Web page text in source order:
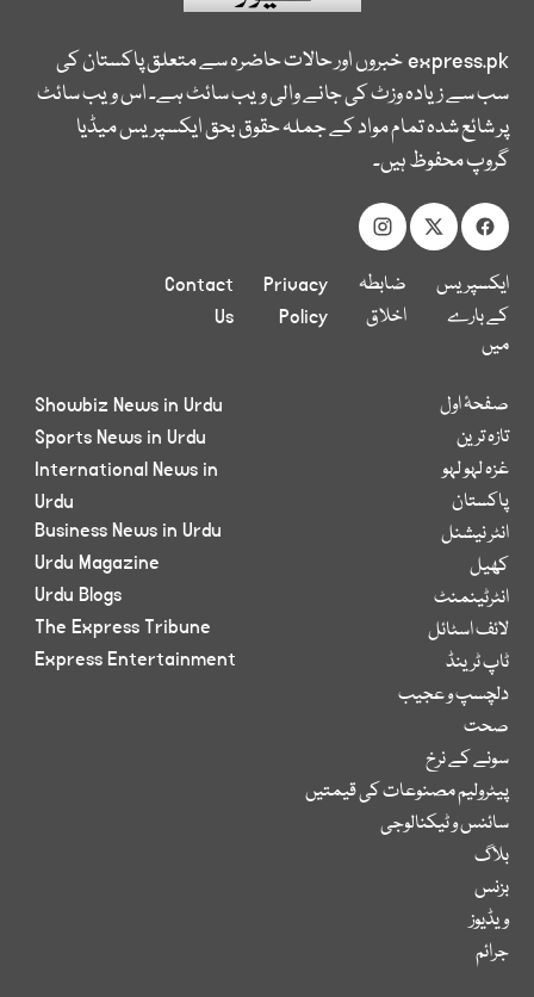
express.pkخبروں اور حالات حاضرہ سے متعلق پاکستان کی
سب سے زیادہ وزٹ کی جانے والی ویب سائٹ ہے۔ اس ویب سائٹ
پر شائع شدہ تمام مواد کے جملہ حقوق بحق ایکسپریس میڈیا
گروپ محفوظ ہیں۔
ایکسپریس
کے بارے
میں
ضابطہ
اخلاق
Privacy
Policy
Contact
Us
صفحۂ اول
تازہ ترین
غزہ لہو لہو
پاکستان
انٹر نیشنل
کھیل
انٹرٹینمنٹ
لائف اسٹائل
ٹاپ ٹرینڈ
دلچسپ و عجیب
صحت
سونے کے نرخ
پیٹرولیم مصنوعات کی قیمتیں
سائنس و ٹیکنالوجی
بلاگ
بزنس
ویڈیوز
جرائم
Showbiz News in Urdu
Sports News in Urdu
International News in
Urdu
Business News in Urdu
Urdu Magazine
Urdu Blogs
The Express Tribune
Express Entertainment